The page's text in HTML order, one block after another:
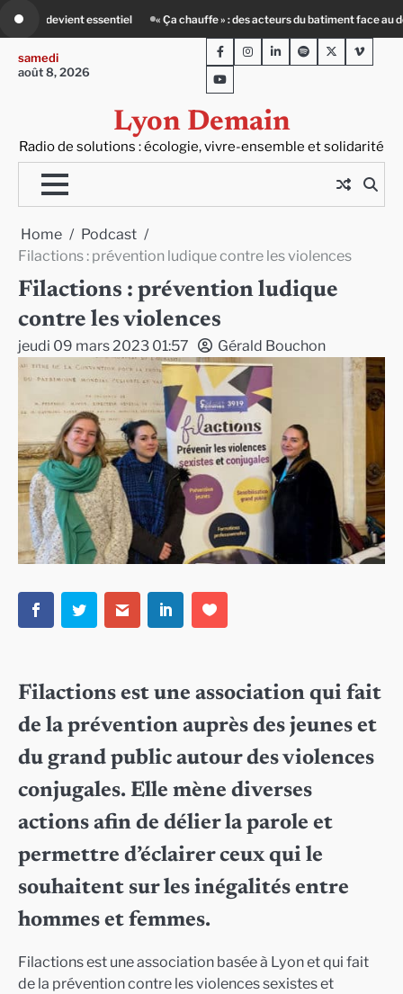
content
du batiment face au défi climatique 80 Jours Voyages : au cœur du
samedi
août 8, 2026
Lyon Demain
Radio de solutions : écologie, vivre-ensemble et solidarité
FacebookInstagram
LinkedInSpotifyTwitterViméo
Youtube
Home
Podcast
Filactions : prévention ludique contre les violences
Filactions : prévention ludique
contre les violences
jeudi 09 mars 2023 01:57 Gérald Bouchon
Filactions est une association qui fait
de la prévention auprès des jeunes et
du grand public autour des violences
conjugales. Elle mène diverses
actions afin de délier la parole et
permettre d’éclairer ceux qui le
souhaitent sur les inégalités entre
hommes et femmes.
Filactions est une association basée à Lyon et qui fait
de la prévention contre les violences sexistes et